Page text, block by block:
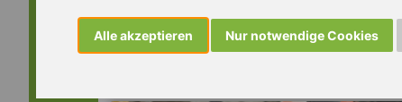
Alle akzeptieren Nur notwendige Cookies
Dieser Job ist leider
... aber vielleicht ist hier etwas dabei: